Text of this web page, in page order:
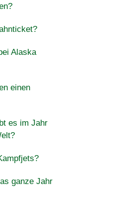
Alaska
einen
es im Jahr
ganze Jahr